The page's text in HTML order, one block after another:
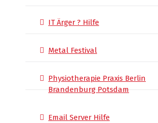
IT Ärger ? Hilfe
Metal Festival
Physiotherapie Praxis Berlin
Brandenburg Potsdam
Email Server Hilfe